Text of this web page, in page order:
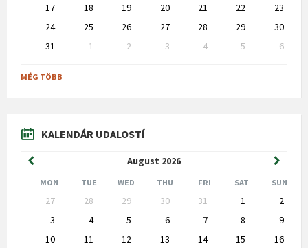
17
18 19 20 21 22
23
24
25 26 27 28 29
30
31
1 2 3 4 5
6
to
calendar
MÉG TÖBB
KALENDÁR UDALOSTÍ
August 2026
Previous
Month
Month
MON TUE WED THU FRI SAT SUN
calendar
27 28 29 30 31 1
2
3
4 5 6 7 8
9
10
11 12 13 14 15 16